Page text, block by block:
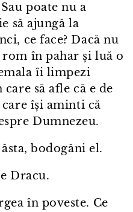
poate nu a
să ajungă la
ce face? Dacă nu
în pahar și luă o
îi limpezi
să afle că e de
își aminti că
Dumnezeu.
bodogăni el.
Dracu.
în poveste. Ce